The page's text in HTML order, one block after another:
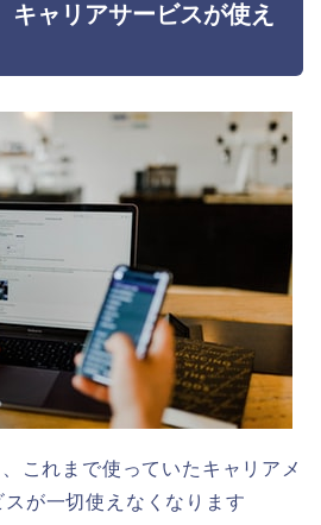
キャリアサービスが使え
これまで使っていたキャリアメ
が一切使えなくなります